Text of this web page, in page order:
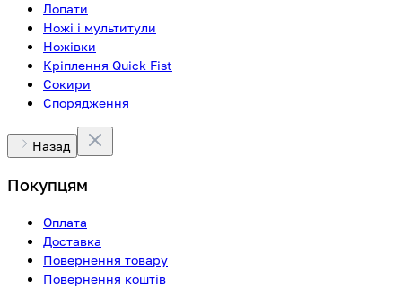
Лопати
Ножі і мультитули
Ножівки
Кріплення Quick Fist
Сокири
Спорядження
Назад
Покупцям
Оплата
Доставка
Повернення товару
Повернення коштів